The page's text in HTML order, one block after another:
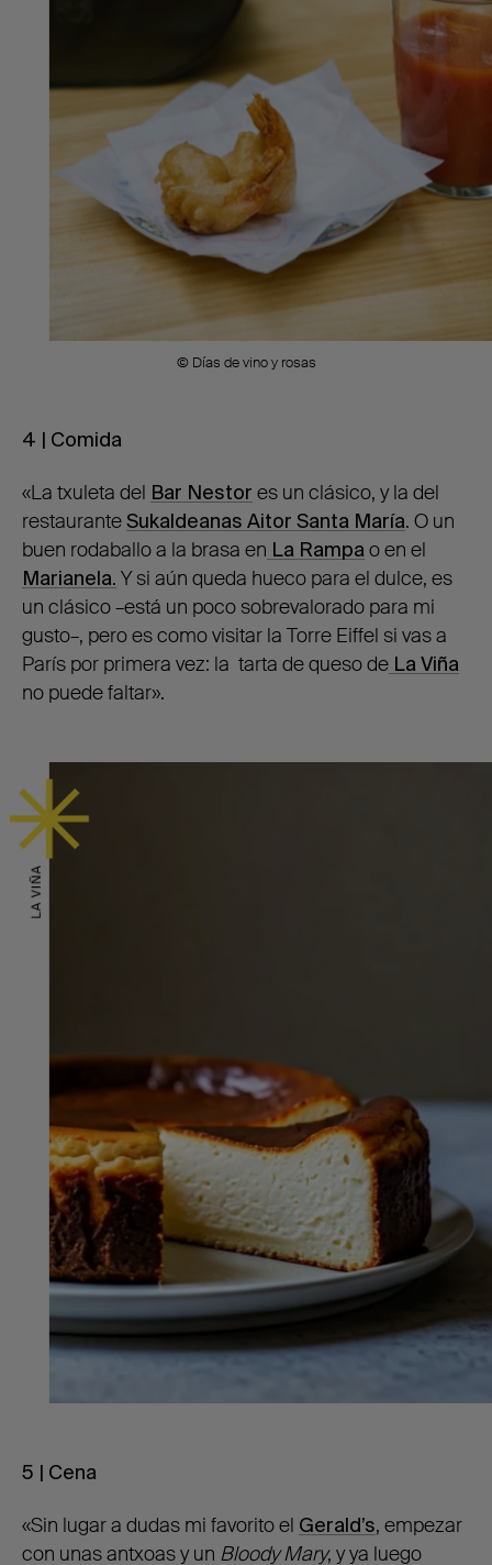
© Días de vino y rosas
4 | Comida
«La txuleta del Bar Nestor es un clásico, y la del
restauranteSukaldeanas Aitor Santa María. O un
buen rodaballo a la brasa en La Rampa o en el
Marianela. Y si aún queda hueco para el dulce, es
un clásico –está un poco sobrevalorado para mi
gusto–, pero es como visitar la Torre Eiffel si vas a
París por primera vez: la tarta de queso de La Viña
no puede faltar».
5 | Cena
«Sin lugar a dudas mi favorito el Gerald’s, empezar
con unas antxoas y un Bloody Mary, y ya luego